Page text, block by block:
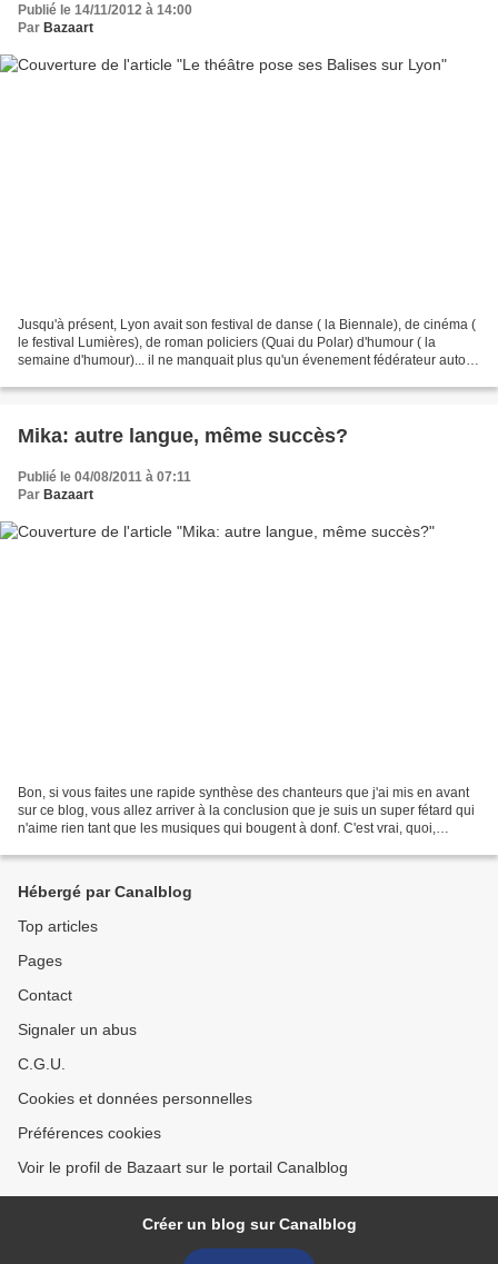
Publié le 14/11/2012 à 14:00
Par Bazaart
Jusqu'à présent, Lyon avait son festival de danse ( la Biennale), de cinéma (
le festival Lumières), de roman policiers (Quai du Polar) d'humour ( la
semaine d'humour)... il ne manquait plus qu'un évenement fédérateur autour
Mika: autre langue, même succès?
Publié le 04/08/2011 à 07:11
Par Bazaart
Bon, si vous faites une rapide synthèse des chanteurs que j'ai mis en avant
sur ce blog, vous allez arriver à la conclusion que je suis un super fétard qui
n'aime rien tant que les musiques qui bougent à donf. C'est vrai, quoi,
Hébergé par Canalblog
Top articles
Pages
Contact
Signaler un abus
C.G.U.
Cookies et données personnelles
Préférences cookies
Voir le profil de Bazaart sur le portail Canalblog
Créer un blog sur Canalblog